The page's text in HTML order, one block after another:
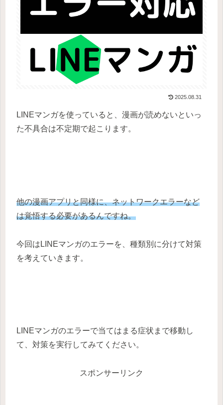
2025.08.31
LINEマンガを使っていると、漫画が読めないといっ
た不具合は不定期で起こります。
他の漫画アプリと同様に、ネットワークエラーなど
は覚悟する必要があるんですね。
今回はLINEマンガのエラーを、種類別に分けて対策
を考えていきます。
LINEマンガのエラーで当てはまる症状まで移動し
て、対策を実行してみてください。
スポンサーリンク